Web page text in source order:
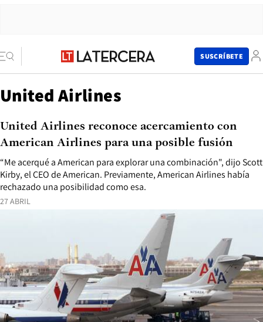
SUSCRÍBETE
United Airlines
27 ABRIL
“Me acerqué a American para explorar una combinación", dijo Scott
Kirby, el CEO de American. Previamente, American Airlines había
rechazado una posibilidad como esa.
United Airlines reconoce acercamiento con
American Airlines para una posible fusión